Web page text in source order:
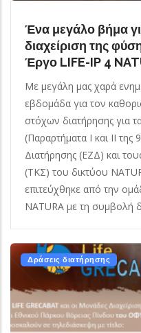
Ένα μεγάλο βήμα
διαχείριση της
Έργο LIFE-IP 4
Με μεγάλη μας χαρά
εβδομάδα για τον
στόχων διατήρησης για
(Παραρτήματα Ι και ΙΙ
Διατήρησης (ΕΖΔ) και
(ΤΚΣ) του δικτύου
επιτεύχθηκε από την
NATURA με τη συμβολή
Δράσεις διατήρησης